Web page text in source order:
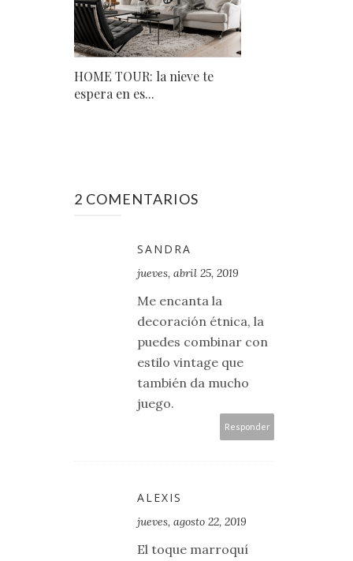
HOME TOUR: la nieve te
espera en es...
2 COMENTARIOS
SANDRA
jueves, abril 25, 2019
Me encanta la
decoración étnica, la
puedes combinar con
estilo vintage que
también da mucho
juego.
Responder
ALEXIS
jueves, agosto 22, 2019
El toque marroquí